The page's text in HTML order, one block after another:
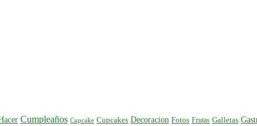
Cumpleaños Cupcake Cupcakes Decoracion Fotos Frutas Galletas